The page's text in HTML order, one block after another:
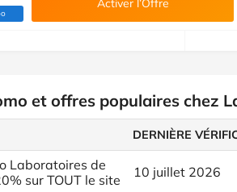
Savoo)
Activer l’Offre
et offres populaires chez
DERNIÈRE
Laboratoires de
sur TOUT le site
10 juillet 2026